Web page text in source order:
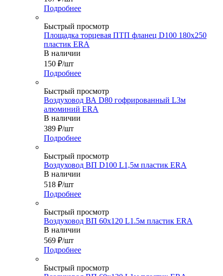
Подробнее
Быстрый просмотр
Площадка торцевая ПТП фланец D100 180х250
пластик ERA
В наличии
150 ₽/шт
Подробнее
Быстрый просмотр
Воздуховод ВА D80 гофрированный L3м
алюминий ERA
В наличии
389 ₽/шт
Подробнее
Быстрый просмотр
Воздуховод ВП D100 L1,5м пластик ERA
В наличии
518 ₽/шт
Подробнее
Быстрый просмотр
Воздуховод ВП 60х120 L1.5м пластик ERA
В наличии
569 ₽/шт
Подробнее
Быстрый просмотр